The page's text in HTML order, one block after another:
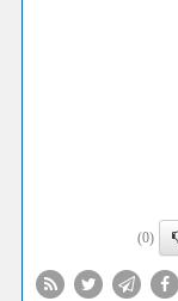
(0)